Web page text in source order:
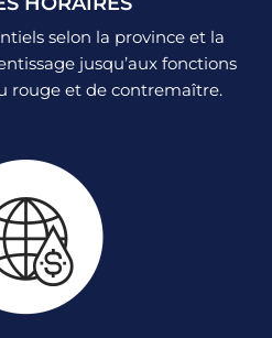
selon la province et la
jusqu’aux fonctions
rouge et de contremaître.